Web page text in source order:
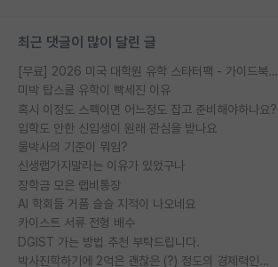
최근 댓글이 많이 달린 글
[무료] 2026 미국 대학원 유학 스타터팩 - 가이드북 & 합격자 컨택메일 템플릿
미박 탑스쿨 유학이 빡세진 이유
혹시 이정도 스펙이면 어느정도 잡고 준비해야하나요?
입학도 안한 신입생이 원래 관심을 받나요
물박사의 기준이 뭐임?
신생랩가지말라는 이유가 있었구나
장학금 모은 랩비통장
AI 학회들 거품 슬슬 지적이 나오네요
카이스트 서류 전형 배수
DGIST 가는 방법 추천 부탁드립니다.
박사진학하기에 2억은 괜찮은 (?) 정도의 경제력인가요